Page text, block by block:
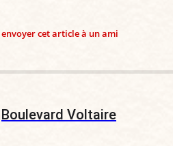
cet article à un ami
Boulevard Voltaire